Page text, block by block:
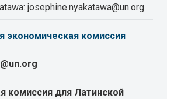
josephine.nyakatawa@un.org
экономическая комиссия
комиссия для Латинской